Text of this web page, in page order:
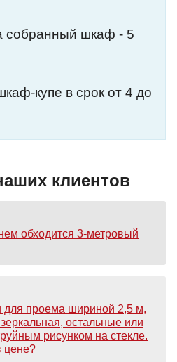
собранный шкаф - 5
купе в срок от 4 до
клиентов
обходится 3-метровый
для проема шириной 2,5 м,
остальные или
рисунком на стекле.
цене?